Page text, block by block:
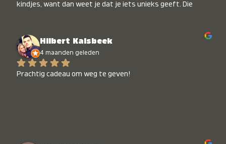
kindjes, want dan weet je dat je iets unieks geeft. Die
Hilbert Kalsbeek
4 maanden geleden
Prachtig cadeau om weg te geven!